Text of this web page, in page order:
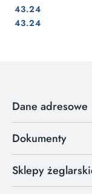
Cena:
43.24
Cena:
43.24
Dane adresowe
Dokumenty
Sklepy